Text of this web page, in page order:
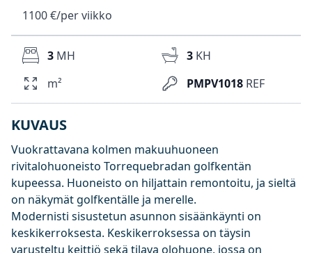
1100 €/per viikko
PMPV1018 REF
3 MH 3 KH
m²
KUVAUS
Vuokrattavana kolmen makuuhuoneen
rivitalohuoneisto Torrequebradan golfkentän
kupeessa. Huoneisto on hiljattain remontoitu, ja sieltä
on näkymät golfkentälle ja merelle.
Modernisti sisustetun asunnon sisäänkäynti on
keskikerroksesta. Keskikerroksessa on täysin
varusteltu keittiö sekä tilava olohuone, jossa on